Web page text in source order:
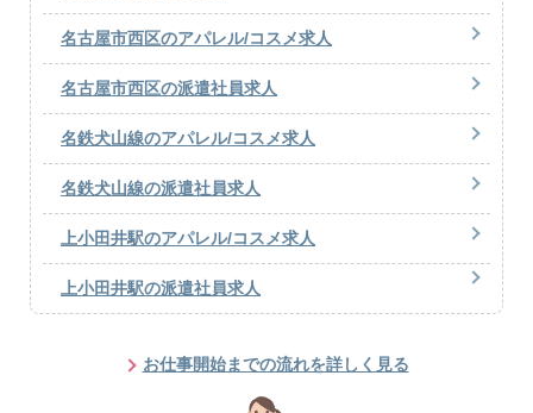
名古屋市西区のアパレル/コスメ求人
名古屋市西区の派遣社員求人
名鉄犬山線のアパレル/コスメ求人
名鉄犬山線の派遣社員求人
上小田井駅のアパレル/コスメ求人
上小田井駅の派遣社員求人
お仕事開始までの流れを詳しく見る